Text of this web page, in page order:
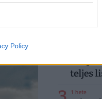
Policy
tart ki
Már
teljes
1 hete